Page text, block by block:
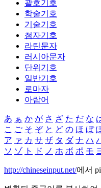
괄호기호
학술기호
기술기호
첨자기호
라틴문자
러시아문자
단위기호
일반기호
로마자
아랍어
あ ぁ か が さ ざ た だ な
こ ご そ ぞ と ど の ほ ぼ
ア ァ カ サ ザ タ ダ ナ ハ
ソ ゾ ト ド ノ ホ ボ ポ モ
http://chineseinput.net/에서